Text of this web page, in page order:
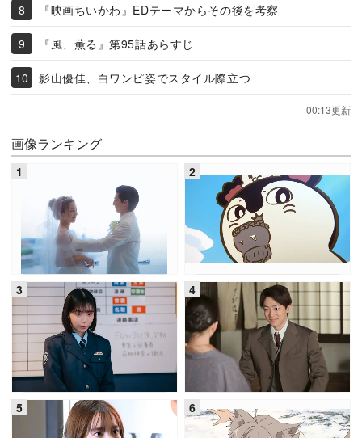
『映画ちいかわ』EDテーマからその後を考察
『風、薫る』第95話あらすじ
影山優佳、白ワンピ姿でスタイル際立つ
00:13更新
画像ランキング